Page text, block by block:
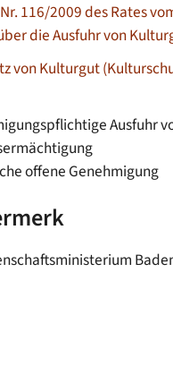
116/2009 des Rates
die Ausfuhr von
von Kulturgut
Ausfuhr
offene Genehmigung